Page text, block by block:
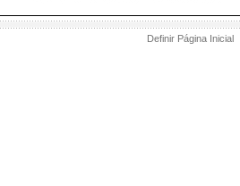
Definir Página Inicial